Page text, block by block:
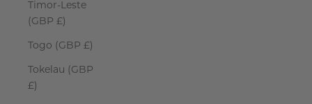
Timor-Leste
(GBP £)
Togo (GBP £)
Tokelau (GBP
£)